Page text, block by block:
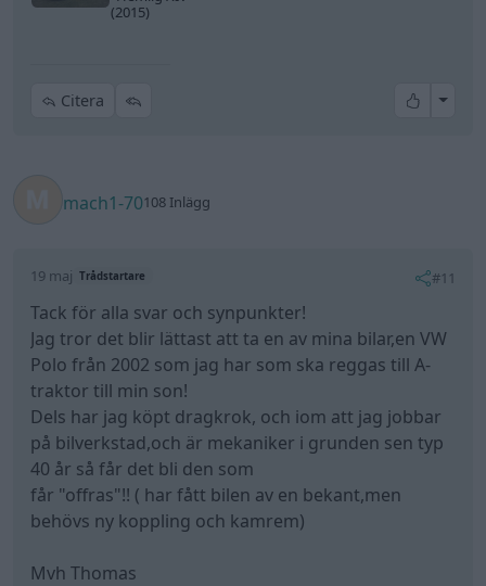
(2015)
Citera All
mach1-70108 Inlägg
19 maj Trådstartare #11
Tack för alla svar och synpunkter!
Jag tror det blir lättast att ta en av mina bilar,en VW
Polo från 2002 som jag har som ska reggas till A-
traktor till min son!
Dels har jag köpt dragkrok, och iom att jag jobbar
på bilverkstad,och är mekaniker i grunden sen typ
40 år så får det bli den som
får "offras"!! ( har fått bilen av en bekant,men
behövs ny koppling och kamrem)
Mvh Thomas